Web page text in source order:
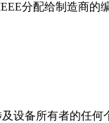
分配给制造商
设备所有者的任何